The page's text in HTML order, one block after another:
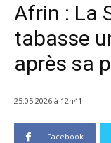
Afrin : La
tabasse
après sa
25.05.2026 à 12h41
Facebook